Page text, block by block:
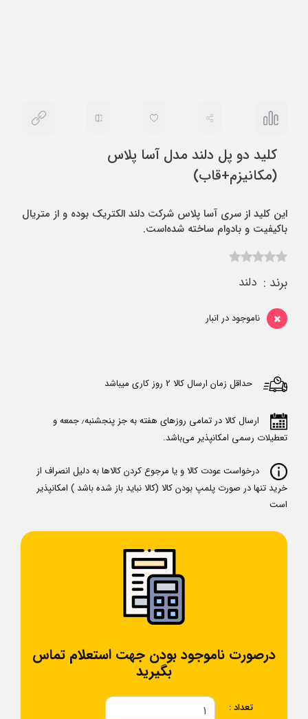
کلید دو پل دلند مدل آسا پلاس
(مکانیزم+قاب)
این کلید از سری آسا پلاس شرکت دلند الکتریک بوده و از متریال
باکیفیت و بادوام ساخته شده‌است.
برند : دلند
ناموجود در انبار
حداقل زمان ارسال کالا 2 روز کاری میباشد
ارسال کالا در تمامی روزهای هفته به جز پنجشنبه٫ جمعه و
تعطیلات رسمی امکانپذیر می‌باشد.
درخواست عودت کالا و یا مرجوع کردن کالاها به دلیل انصراف از
خرید تنها در صورت پلمپ بودن کالا (کالا نباید باز شده باشد ) امکانپذیر
است
درصورت ناموجود بودن جهت استعلام تماس
بگیرید
تعداد :